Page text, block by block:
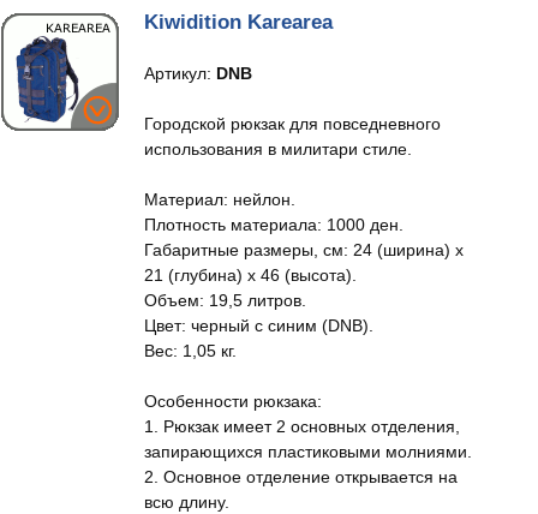
Kiwidition Karearea
Артикул: DNB
Городской рюкзак для повседневного
использования в милитари стиле.
Материал: нейлон.
Плотность материала: 1000 ден.
Габаритные размеры, см: 24 (ширина) x
21 (глубина) x 46 (высота).
Объем: 19,5 литров.
Цвет: черный с синим (DNB).
Вес: 1,05 кг.
Особенности рюкзака:
1. Рюкзак имеет 2 основных отделения,
запирающихся пластиковыми молниями.
2. Основное отделение открывается на
всю длину.